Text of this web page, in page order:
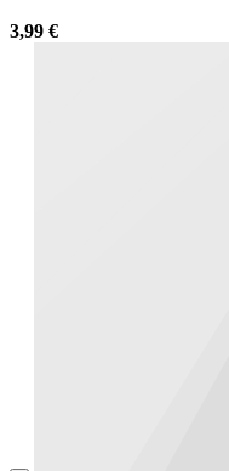
3,99 €